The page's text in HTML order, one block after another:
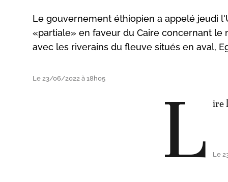
Le gouvernement éthiopien a appelé jeudi
«partiale» en faveur du Caire concernant
avec les riverains du fleuve situés en aval,
Le 23/06/2022 à 18h05 L ire
Le